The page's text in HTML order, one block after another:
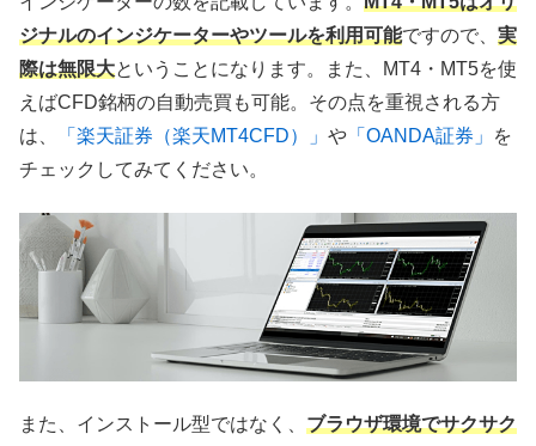
ジナルのインジケーターやツールを利用可能ですので、 実
際は無限大ということになります。また、MT4・MT5を使
えばCFD銘柄の自動売買も可能。その点を重視される方
は、
「楽天証券（楽天MT4CFD）」 や 「OANDA証券」
を
チェックしてみてください。
また、インストール型ではなく、 ブラウザ環境でサクサク